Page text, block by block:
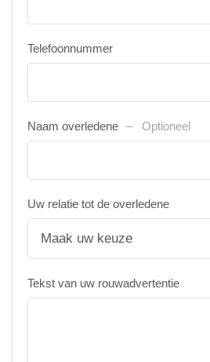
Telefoonnummer
Naam overledene Optioneel
Uw relatie tot de overledene
Tekst van uw rouwadvertentie